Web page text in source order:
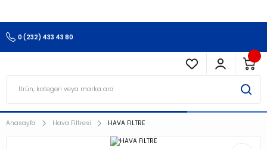
0 (232) 433 43 80
Anasayfa Hava Filtresi HAVA FİLTRE